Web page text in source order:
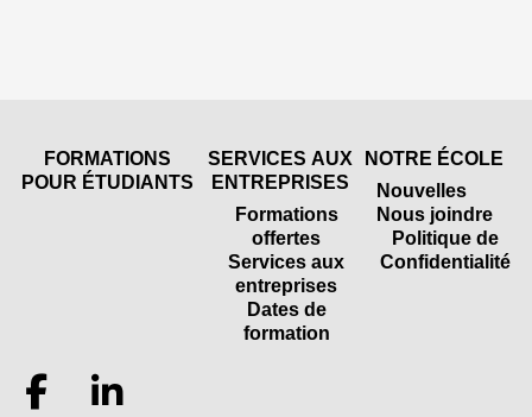
FORMATIONS
POUR ÉTUDIANTS
SERVICES AUX
ENTREPRISES
Formations
offertes
Services aux
entreprises
Dates de
formation
NOTRE ÉCOLE
Nouvelles
Nous joindre
Politique de
Confidentialité